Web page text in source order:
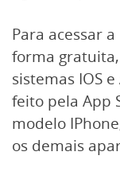
Para acessar
forma
sistemas IOS
feito pela App
modelo
os demais